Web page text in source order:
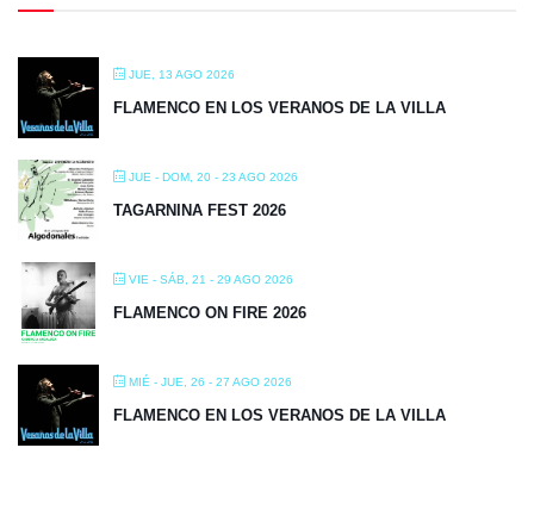
JUE, 13 AGO 2026
FLAMENCO EN LOS VERANOS DE LA VILLA
JUE - DOM, 20 - 23 AGO 2026
TAGARNINA FEST 2026
VIE - SÁB, 21 - 29 AGO 2026
FLAMENCO ON FIRE 2026
MIÉ - JUE, 26 - 27 AGO 2026
FLAMENCO EN LOS VERANOS DE LA VILLA